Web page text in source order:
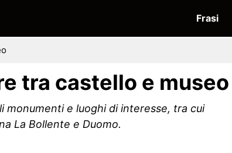
Frasi
tra castello e museo
monumenti e luoghi di interesse, tra cui
La Bollente e Duomo.